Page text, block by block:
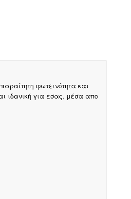
φωτεινότητα και
ιδανική για εσας, μέσα απο